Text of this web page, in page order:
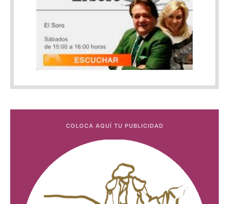
COLOCA AQUÍ TU PUBLICIDAD